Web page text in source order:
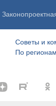
Советы и
По регионам